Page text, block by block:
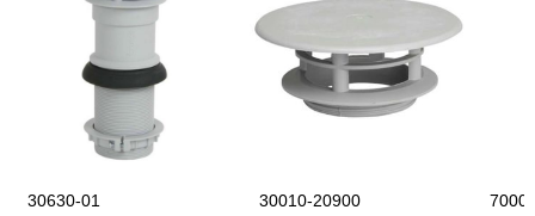
30630-01 30010-20900